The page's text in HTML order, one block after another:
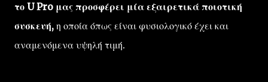
το U Pro μας προσφέρει μία εξαιρετικά ποιοτική
συσκευή, η οποία όπως είναι φυσιολογικό έχει και
αναμενόμενα υψηλή τιμή.